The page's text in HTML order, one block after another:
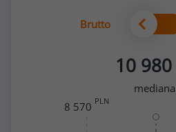
Brutto
10 980
mediana
8 570 PLN